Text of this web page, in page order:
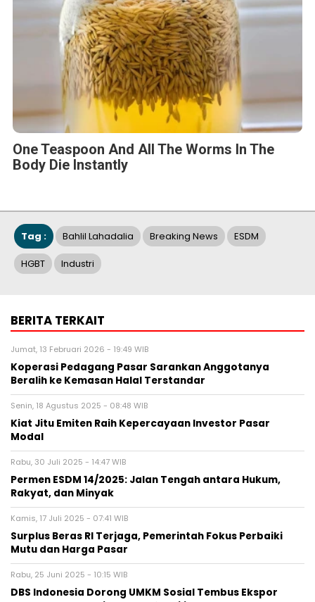
One Teaspoon And All The Worms In The
Body Die Instantly
Tag : Bahlil Lahadalia Breaking News ESDM
HGBT Industri
BERITA TERKAIT
Jumat, 13 Februari 2026 - 19:49 WIB
Koperasi Pedagang Pasar Sarankan Anggotanya
Beralih ke Kemasan Halal Terstandar
Senin, 18 Agustus 2025 - 08:48 WIB
Kiat Jitu Emiten Raih Kepercayaan Investor Pasar
Modal
Rabu, 30 Juli 2025 - 14:47 WIB
Permen ESDM 14/2025: Jalan Tengah antara Hukum,
Rakyat, dan Minyak
Kamis, 17 Juli 2025 - 07:41 WIB
Surplus Beras RI Terjaga, Pemerintah Fokus Perbaiki
Mutu dan Harga Pasar
Rabu, 25 Juni 2025 - 10:15 WIB
DBS Indonesia Dorong UMKM Sosial Tembus Ekspor